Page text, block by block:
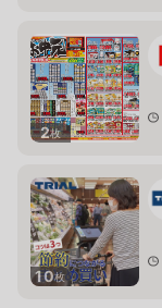
2枚
10枚